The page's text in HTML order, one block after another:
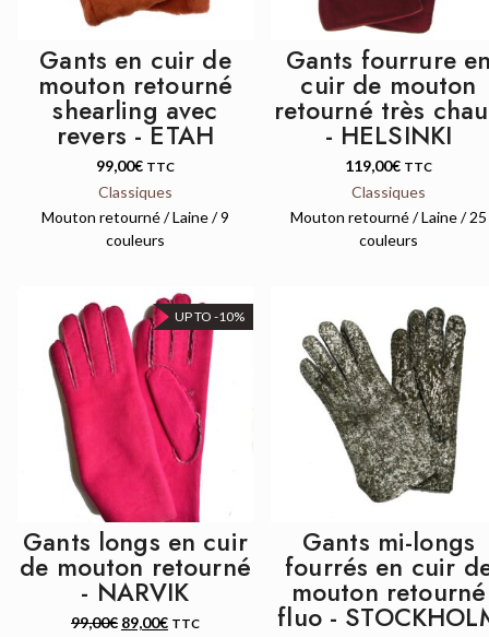
Gants en cuir de
mouton retourné
shearling avec
revers - ETAH
99,00€ TTC
Classiques
Mouton retourné / Laine / 9
couleurs
Gants fourrure
cuir de mouton
retourné très
- HELSINKI
119,00€ TTC
Classiques
Mouton retourné / Laine / 25
couleurs
UP TO -10%
QUICK VIEW
Gants longs en cuir
de mouton retourné
- NARVIK
99,00€ 89,00€ TTC
QUICK VIEW
Gants mi-longs
fourrés en cuir
mouton retourné
fluo -